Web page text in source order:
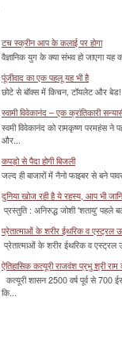
टच स्क्रीन आप के कलाई पर होगा
वैज्ञानिक युग के क्या संभव हो जाएगा
पूंजीवाद का एक पहलू यह भी है
छोटे से बॉक्‍स में किचन, टॉयलेट और बेड!
स्वामी विवेकानंद – एक क्रांतिकारी
स्वमी विवेकानंद को रामकृष्ण परमहंस
और...
कपड़ो से पैदा होगी बिजली
जल्द ही बाजारों में नैनो फाइबर से बने
दुनिया खोज रही है ये रहस्य, आप भी
प्रस्तुति : अनिरुद्ध जोशी 'शतायु' पहले
प्रेतात्माओं के शरीर ईथरिक व एस्ट्रल
प्रेतात्माओं के शरीर ईथरिक व एस्ट्रल
ऐतिहासिक कत्यूरी राजवंश प्रभु श्री
कत्यूरी शासन 2500 वर्ष पूर्व से 700
कि...